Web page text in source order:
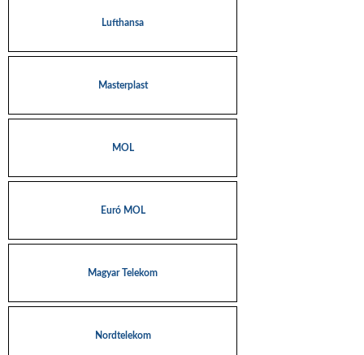
Lufthansa
Masterplast
MOL
Euró MOL
Magyar Telekom
Nordtelekom